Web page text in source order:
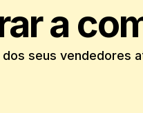
a
seus vendedores